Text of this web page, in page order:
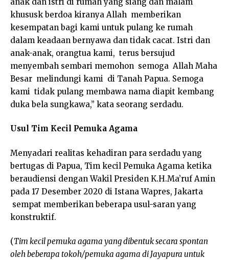
khususk berdoa kiranya Allah memberikan
kesempatan bagi kami untuk pulang ke rumah
dalam keadaan bernyawa dan tidak cacat. Istri dan
anak-anak, orangtua kami, terus bersujud
menyembah sembari memohon semoga Allah Maha
Besar melindungi kami di Tanah Papua. Semoga
kami tidak pulang membawa nama diapit kembang
duka bela sungkawa,” kata seorang serdadu.
Usul Tim Kecil Pemuka Agama
Menyadari realitas kehadiran para serdadu yang
bertugas di Papua, Tim kecil Pemuka Agama ketika
beraudiensi dengan Wakil Presiden K.H.Ma’ruf Amin
pada 17 Desember 2020 di Istana Wapres, Jakarta
sempat memberikan beberapa usul-saran yang
konstruktif.
(Tim kecil pemuka agama yang dibentuk secara spontan
oleh beberapa tokoh/pemuka agama di Jayapura untuk